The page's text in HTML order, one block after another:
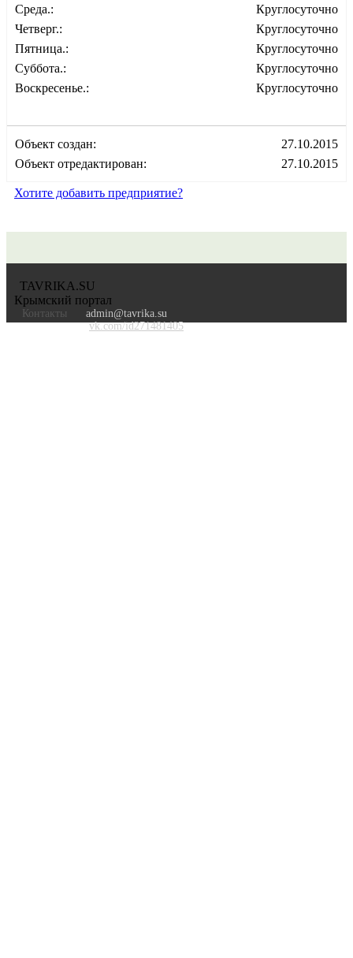
Среда.:
Круглосуточно
Четверг.:
Круглосуточно
Пятница.:
Круглосуточно
Суббота.:
Круглосуточно
Воскресенье.:
Круглосуточно
Объект создан:
27.10.2015
Объект отредактирован:
27.10.2015
Хотите добавить предприятие?
TAVRIKA.SU
Крымский портал
Контакты
admin@tavrika.su
vk.com/id271481405